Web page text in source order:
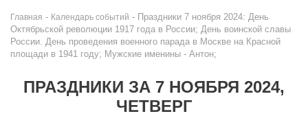
Главная - Календарь событий - Праздники 7 ноября 2024: День
Октябрьской революции 1917 года в России; День воинской славы
России. День проведения военного парада в Москве на Красной
площади в 1941 году; Мужские именины - Антон;
ПРАЗДНИКИ ЗА 7 НОЯБРЯ 2024,
ЧЕТВЕРГ